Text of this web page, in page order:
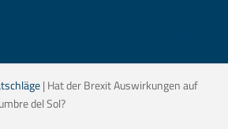
| Hat der Brexit Auswirkungen auf
del Sol?